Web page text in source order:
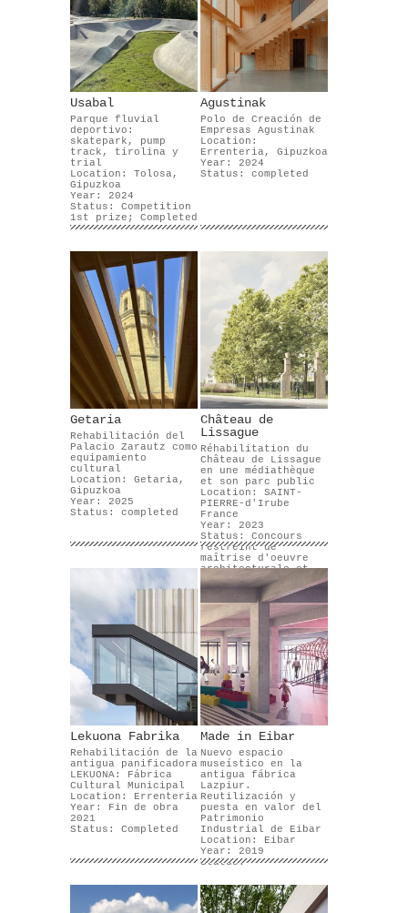
Usabal
Parque fluvial
deportivo:
skatepark, pump
track, tirolina y
trial
Location: Tolosa,
Gipuzkoa
Year: 2024
Status: Competition
1st prize; Completed
Agustinak
Polo de Creación de
Empresas Agustinak
Location:
Errenteria, Gipuzkoa
Year: 2024
Status: completed
Getaria
Rehabilitación del
Palacio Zarautz como
equipamiento
cultural
Location: Getaria,
Gipuzkoa
Year: 2025
Status: completed
Château de
Lissague
Réhabilitation du
Château de Lissague
en une médiathèque
et son parc public
Location: SAINT-
PIERRE-d'Irube
France
Year: 2023
Status: Concours
restreint de
maîtrise d'oeuvre
architecturale et
paysagère
Lekuona Fabrika
Rehabilitación de la
antigua panificadora
LEKUONA: Fábrica
Cultural Municipal
Location: Errenteria
Year: Fin de obra
2021
Status: Completed
Made in Eibar
Nuevo espacio
museístico en la
antigua fábrica
Lazpiur.
Reutilización y
puesta en valor del
Patrimonio
Industrial de Eibar
Location: Eibar
Year: 2019
Status: